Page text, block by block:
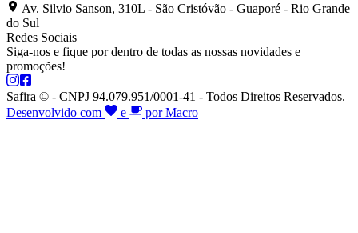
Av. Silvio Sanson, 310L - São Cristóvão - Guaporé - Rio Grande
do Sul
Redes Sociais
Siga-nos e fique por dentro de todas as nossas novidades e
promoções!
Safira © - CNPJ 94.079.951/0001-41 - Todos Direitos Reservados.
Desenvolvido com
e por Macro